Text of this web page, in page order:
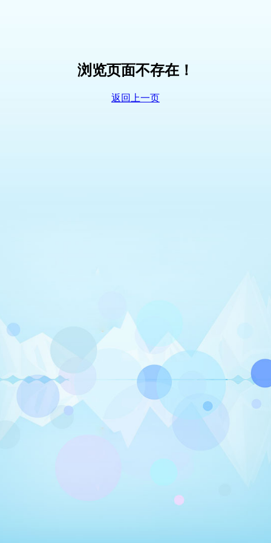
浏览页面不存在！
返回上一页